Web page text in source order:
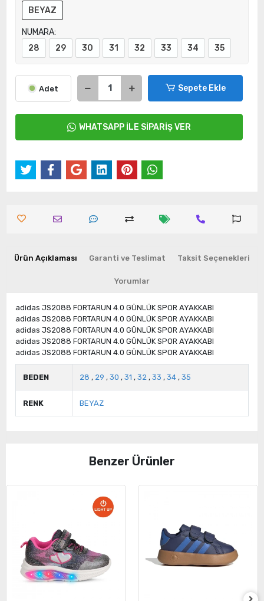
BEYAZ
NUMARA:
28
29 30 31 32 33 34 35
Adet Sepete Ekle
WHATSAPP İLE SİPARİŞ VER
Ürün Açıklaması Garanti ve Teslimat Taksit Seçenekleri
Yorumlar
adidas JS2088 FORTARUN 4.0 GÜNLÜK SPOR AYAKKABI
adidas JS2088 FORTARUN 4.0 GÜNLÜK SPOR AYAKKABI
adidas JS2088 FORTARUN 4.0 GÜNLÜK SPOR AYAKKABI
adidas JS2088 FORTARUN 4.0 GÜNLÜK SPOR AYAKKABI
adidas JS2088 FORTARUN 4.0 GÜNLÜK SPOR AYAKKABI
BEDEN 28 , 29 , 30 , 31 , 32 , 33 , 34 , 35
RENK BEYAZ
Benzer Ürünler